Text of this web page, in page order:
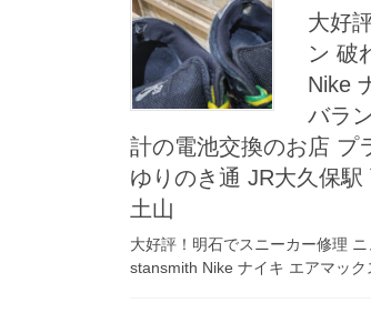
大好
ン 破
Nike
バラ
計の電池交換のお店 プ
ゆりのき通 JR大久保
土山
大好評！明石でスニーカー修理
stansmith Nike ナイキ エアマッ